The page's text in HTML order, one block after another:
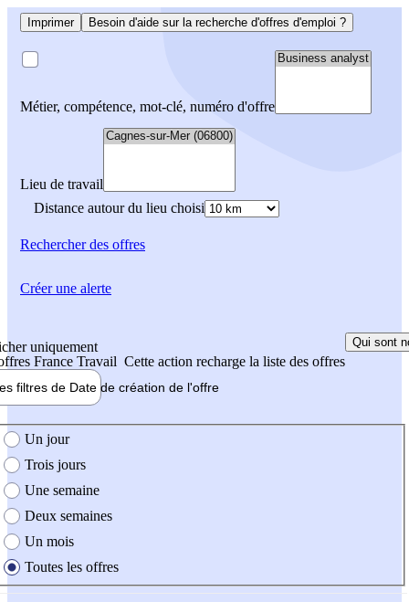
Imprimer Besoin d'aide sur la recherche d'offres d'emploi ?
Métier, compétence, mot-clé, numéro d'offre
Lieu de travail
Distance autour du lieu choisi
Rechercherdes offres
uniquement
France Travail Cette action recharge la liste des offres
Qui sont
filtres de Date de création de l'offre
création de l'offre
Un jour
Trois jours
Une semaine
Deux semaines
Un mois
Toutes les offres
Créer une alerte